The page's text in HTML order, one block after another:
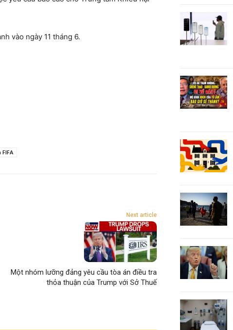
vào ngày 11 tháng 6.
Next article
Một nhóm lưỡng đảng yêu cầu tòa án điều tra
thỏa thuận của Trump với Sở Thuế